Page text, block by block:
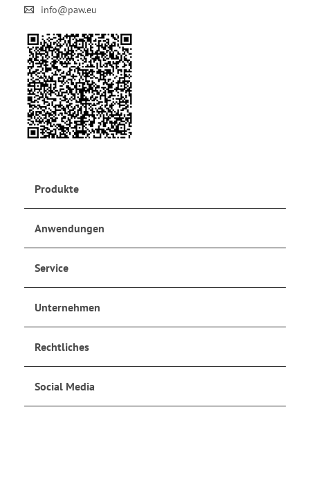
info@paw.eu
Produkte
Anwendungen
Service
Unternehmen
Rechtliches
Social Media